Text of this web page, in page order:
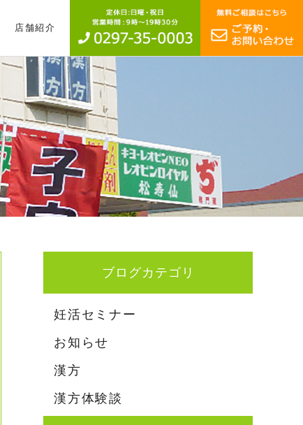
店舗紹介
ブログカテゴリ
妊活セミナー
お知らせ
漢方
漢方体験談